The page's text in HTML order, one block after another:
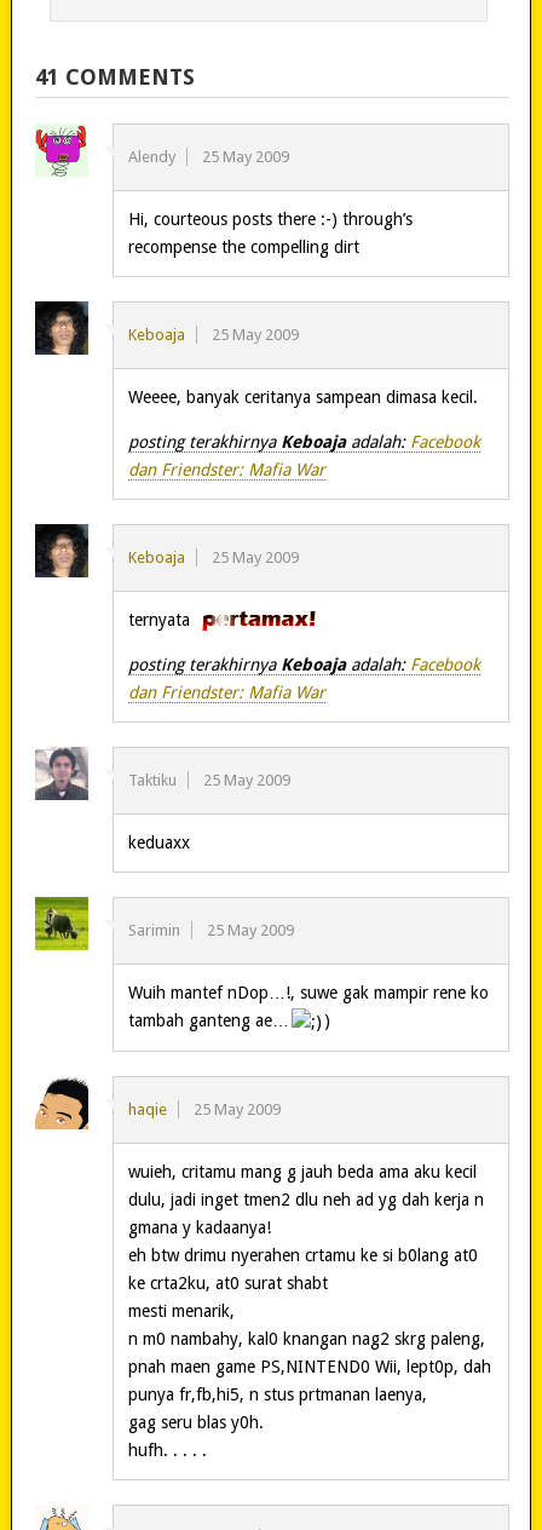
41 COMMENTS
Alendy 25 May 2009
Hi, courteous posts there :-) through’s
recompense the compelling dirt
Keboaja 25 May 2009
Weeee, banyak ceritanya sampean dimasa kecil.
posting terakhirnya Keboaja adalah: Facebook
dan Friendster: Mafia War
Keboaja 25 May 2009
ternyata
posting terakhirnya Keboaja adalah: Facebook
dan Friendster: Mafia War
Taktiku 25 May 2009
keduaxx
Sarimin 25 May 2009
Wuih mantef nDop…!, suwe gak mampir rene ko
tambah ganteng ae…
)
haqie 25 May 2009
wuieh, critamu mang g jauh beda ama aku kecil
dulu, jadi inget tmen2 dlu neh ad yg dah kerja n
gmana y kadaanya!
eh btw drimu nyerahen crtamu ke si b0lang at0
ke crta2ku, at0 surat shabt
mesti menarik,
n m0 nambahy, kal0 knangan nag2 skrg paleng,
pnah maen game PS,NINTEND0 Wii, lept0p, dah
punya fr,fb,hi5, n stus prtmanan laenya,
gag seru blas y0h.
hufh. . . . .